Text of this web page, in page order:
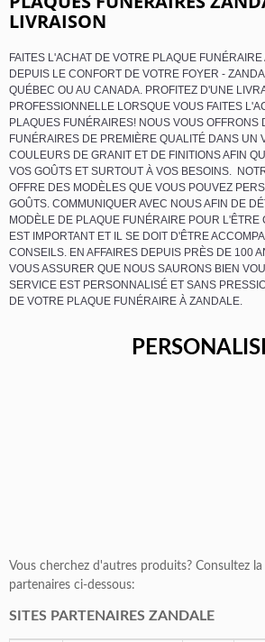
LIVRAISON
FAITES L'ACHAT DE VOTRE PLAQUE
DEPUIS LE CONFORT DE VOTRE FOYER -
QUÉBEC OU AU CANADA. PROFITEZ D'UNE
PROFESSIONNELLE LORSQUE VOUS FAITES
PLAQUES FUNÉRAIRES! NOUS VOUS OFFRONS
FUNÉRAIRES DE PREMIÈRE QUALITÉ DANS UN
COULEURS DE GRANIT ET DE FINITIONS AFIN
VOS GOÛTS ET SURTOUT À VOS BESOINS.
OFFRE DES MODÈLES QUE VOUS POUVEZ
GOÛTS. COMMUNIQUER AVEC NOUS AFIN DE
MODÈLE DE PLAQUE FUNÉRAIRE POUR L'ÊTRE
EST IMPORTANT ET IL SE DOIT D'ÊTRE
CONSEILS. EN AFFAIRES DEPUIS PRÈS DE 100
VOUS ASSURER QUE NOUS SAURONS BIEN
SERVICE EST PERSONNALISÉ ET SANS
DE VOTRE PLAQUE FUNÉRAIRE À ZANDALE.
Vous cherchez d'autres produits? Consultez
partenaires ci-dessous:
SITES PARTENAIRES ZANDALE